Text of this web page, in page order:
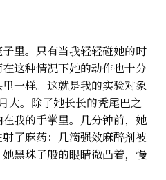
里。只有当我轻轻碰她的时
这种情况下她的动作也十分
一样。这就是我的实验对象
。除了她长长的秃尾巴之
我的手掌里。几分钟前，她
了麻药：几滴强效麻醉剂被
黑珠子般的眼睛微凸着，慢